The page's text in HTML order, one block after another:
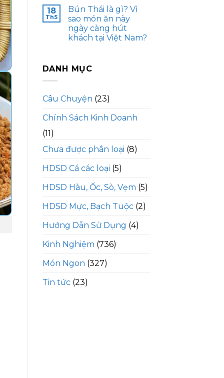
18
Th5
Bún Thái là gì? Vì
sao món ăn này
ngày càng hút
khách tại Việt Nam?
DANH MỤC
Câu Chuyện (23)
Chính Sách Kinh Doanh
(11)
Chưa được phân loại (8)
HDSD Cá các loại (5)
HDSD Hàu, Ốc, Sò, Vẹm (5)
HDSD Mực, Bạch Tuộc(2)
Hướng Dẫn Sử Dụng (4)
Kinh Nghiệm (736)
Món Ngon (327)
Tin tức(23)